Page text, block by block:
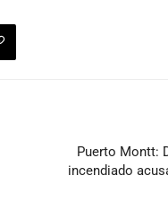
Puerto Montt:
incendiado